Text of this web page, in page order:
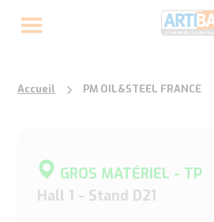
Accueil PM OIL&STEEL FRANCE
GROS MATÉRIEL - TP
Hall 1 - Stand D21